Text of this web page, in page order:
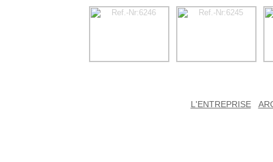
L'ENTREPRISE